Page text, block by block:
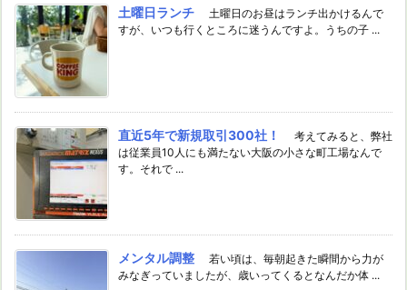
土曜日ランチ
土曜日のお昼はランチ出かけるんで
すが、いつも行くところに迷うんですよ。うちの子 ...
直近5年で新規取引300社！
考えてみると、弊社
は従業員10人にも満たない大阪の小さな町工場なんで
す。それで ...
メンタル調整
若い頃は、毎朝起きた瞬間から力が
みなぎっていましたが、歳いってくるとなんだか体 ...